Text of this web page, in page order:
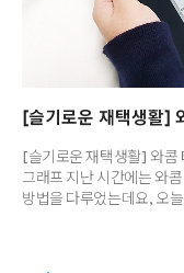
[슬기로운 재택생활] 와
그래프 지난 시간에는 와
방법을 다루었는데요, 오